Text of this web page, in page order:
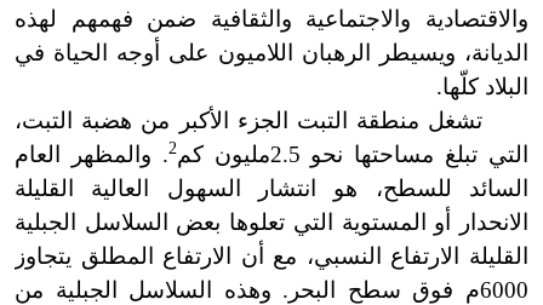
والاقتصادية والاجتماعية والثقافية ضمن فهمهم لهذه
الديانة، ويسيطر الرهبان اللاميون على أوجه الحياة في
البلاد كلّها.
تشغل منطقة التبت الجزء الأكبر من هضبة التبت،
التي تبلغ مساحتها نحو 2.5مليون كم
2. والمظهر العام
السائد للسطح، هو انتشار السهول العالية القليلة
الانحدار أو المستوية التي تعلوها بعض السلاسل الجبلية
القليلة الارتفاع النسبي، مع أن الارتفاع المطلق يتجاوز
6000م فوق سطح البحر. وهذه السلاسل الجبلية من